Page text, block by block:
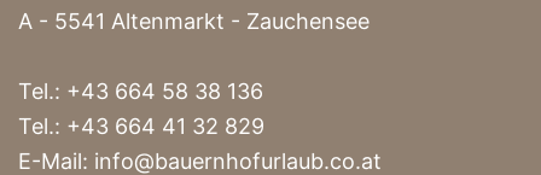
A - 5541 Altenmarkt - Zauchensee
Tel.: +43 664 58 38 136
Tel.: +43 664 41 32 829
E-Mail: info@bauernhofurlaub.co.at